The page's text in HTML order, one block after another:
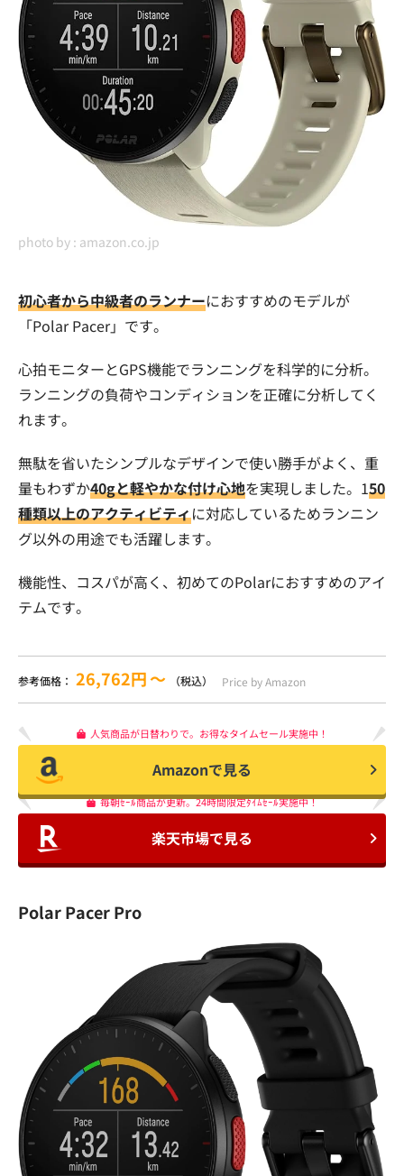
photo by : amazon.co.jp
初心者から中級者のランナーにおすすめのモデルが
「Polar Pacer」です。
心拍モニターとGPS機能でランニングを科学的に分析。
ランニングの負荷やコンディションを正確に分析してく
れます。
無駄を省いたシンプルなデザインで使い勝手がよく、重
量もわずか40gと軽やかな付け心地を実現しました。150
種類以上のアクティビティに対応しているためランニン
グ以外の用途でも活躍します。
機能性、コスパが高く、初めてのPolarにおすすめのアイ
テムです。
参考価格： 26,762円〜 （税込） Price by Amazon
人気商品が日替わりで。お得なタイムセール実施中！
Amazonで見る
毎朝ｾｰﾙ商品が更新。24時間限定ﾀｲﾑｾｰﾙ実施中！
楽天市場で見る
Polar Pacer Pro